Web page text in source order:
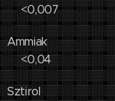
<0,007
<0,04